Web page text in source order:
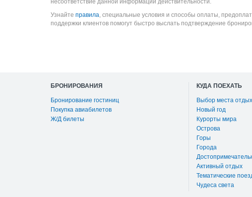
несоответствие данной информации действительности.
Узнайте правила, специальные условия и способы оплаты,
поддержки клиентов помогут быстро выслать подтверждение
БРОНИРОВАНИЯ
Бронирование гостиниц
Покупка авиабилетов
Ж/Д билеты
КУДА ПОЕХАТЬ
Выбор места
Новый год
Курорты мира
Острова
Горы
Города
Активный отдых
Тематические
Чудеса света